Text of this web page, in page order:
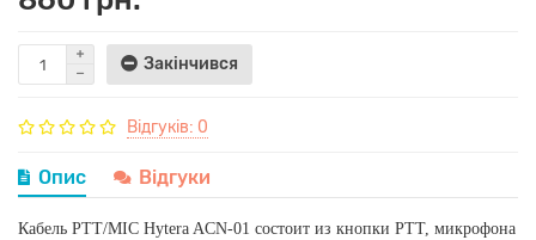
Закінчився
Відгуків: 0
Опис Відгуки
Кабель PTT/MIC Hytera ACN-01 состоит из кнопки РТТ, микрофона